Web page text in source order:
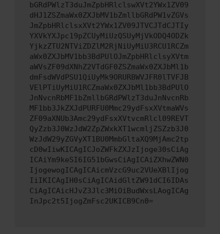
bGRdPWlzT3duJmZpbHRlclswXVt2YWx1ZV09
dHJ1ZSZmaWx0ZXJbMV1bZmllbGRdPW1vZGVs
JmZpbHRlclsxXVt2YWx1ZV09JTVCJTdCJTIy
YXVkYXJpc19pZCUyMiUzQSUyMjVkODQ4ODZk
YjkzZTU2NTViZDZlM2RjNiUyMiU3RCU1RCZm
aWx0ZXJbMV1bb3BdPUlOJmZpbHRlclsyXVtm
aWVsZF09dXNhZ2VTdGF0ZSZmaWx0ZXJbMl1b
dmFsdWVdPSU1QiUyMk9ORURBWVJFR0lTVFJB
VElPTiUyMiU1RCZmaWx0ZXJbMl1bb3BdPUlO
JnNvcnRbMF1bZmllbGRdPWlzT3duJnNvcnRb
MF1bb3JkZXJdPURFU0Mmc29ydFsxXVtmaWVs
ZF09aXNUb3Amc29ydFsxXVtvcmRlcl09REVT
QyZzb3J0WzJdW2ZpZWxkXT1wcmljZSZzb3J0
WzJdW29yZGVyXT1BU0MmbGltaXQ9MjAmc2tp
cD0wIiwKICAgICJoZWFkZXJzIjoge30sCiAg
ICAiYm9keSI6IG51bGwsCiAgICAiZXhwZWN0
IjogewogICAgICAicmVzcG9uc2VUeXBlIjog
IiIKICAgIH0sCiAgICAidGltZW91dCI6IDAs
CiAgICAicHJvZ3Jlc3MiOiBudWxsLAogICAg
InJpc2t5IjogZmFsc2UKICB9Cn0=